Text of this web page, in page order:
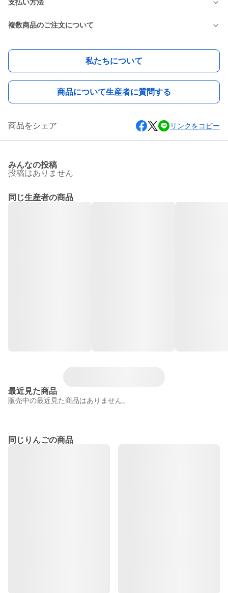
支払い方法
複数商品のご注文について
私たちについて
商品について生産者に質問する
商品をシェア リンクをコピー
みんなの投稿
投稿はありません
同じ生産者の商品
最近見た商品
販売中の最近見た商品はありません。
同じりんごの商品